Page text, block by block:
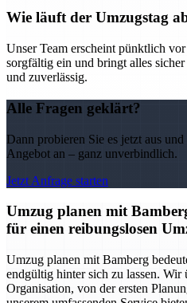
Wie läuft der Umzugstag
Unser Team erscheint pünktlich
sorgfältig ein und bringt alles
und zuverlässig.
Alle Fragen geklärt?
Dann probieren Sie es jetzt aus
Angebot an – ganz unverbindlich.
Jetzt Anfrage starten
Umzug planen mit
für einen reibungslosen
Umzug planen mit Bamberg
endgültig hinter sich zu lassen. Wir
Organisation, von der ersten